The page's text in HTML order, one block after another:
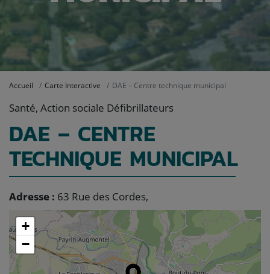
Accueil Carte Interactive DAE – Centre technique municipal
Santé, Action sociale Défibrillateurs
DAE – CENTRE
TECHNIQUE MUNICIPAL
Adresse : 63 Rue des Cordes,
+
−